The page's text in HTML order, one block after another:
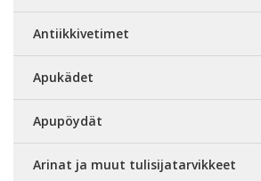
Antiikkivetimet
Apukädet
Apupöydät
Arinat ja muut tulisijatarvikkeet